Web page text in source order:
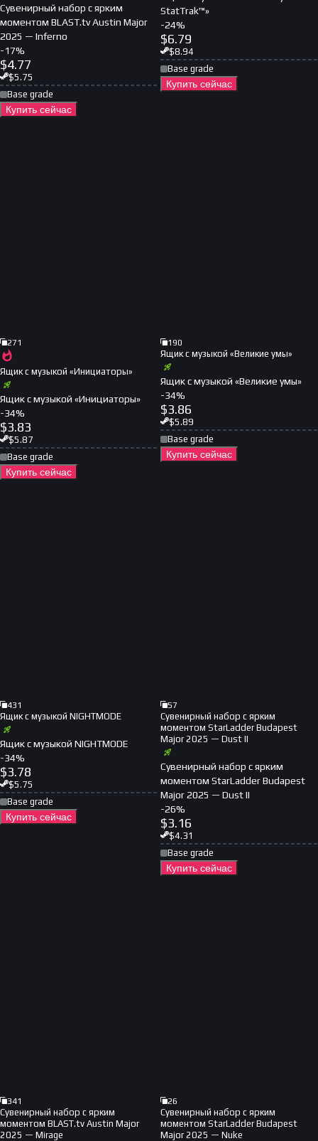
Сувенирный набор с ярким
моментом BLAST.tv Austin Major
2025 — Inferno
-17%
$4.77
$5.75
Base grade
Купить сейчас
StatTrak™»
-24%
$6.79
$8.94
Base grade
Купить сейчас
271
Ящик с музыкой «Инициаторы»
Ящик с музыкой «Инициаторы»
-34%
$3.83
$5.87
Base grade
Купить сейчас
190
Ящик с музыкой «Великие умы»
Ящик с музыкой «Великие умы»
-34%
$3.86
$5.89
Base grade
Купить сейчас
431
Ящик с музыкой NIGHTMODE
Ящик с музыкой NIGHTMODE
-34%
$3.78
$5.75
Base grade
Купить сейчас
57
Сувенирный набор с ярким
моментом StarLadder Budapest
Major 2025 — Dust II
Сувенирный набор с ярким
моментом StarLadder Budapest
Major 2025 — Dust II
-26%
$3.16
$4.31
Base grade
Купить сейчас
341
Сувенирный набор с ярким
моментом BLAST.tv Austin Major
2025 — Mirage
26
Сувенирный набор с ярким
моментом StarLadder Budapest
Major 2025 — Nuke